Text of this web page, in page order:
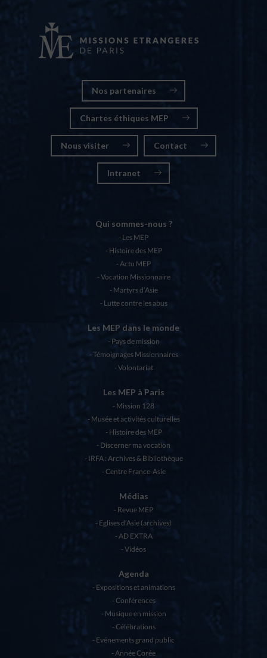
Nos partenaires
Chartes éthiques MEP
Nous visiter Contact
Intranet
Qui sommes-nous ?
Les MEP
Histoire des MEP
Actu MEP
Vocation Missionnaire
Martyrs d’Asie
Lutte contre les abus
Les MEP dans le monde
Pays de mission
Témoignages Missionnaires
Volontariat
Les MEP à Paris
Mission 128
Musée et activités culturelles
Histoire des MEP
Discerner ma vocation
IRFA : Archives & Bibliothèque
Centre France-Asie
Médias
Revue MEP
Eglises d’Asie (archives)
AD EXTRA
Vidéos
Agenda
Expositions et animations
Conférences
Musique en mission
Célébrations
Evénements grand public
Année Corée